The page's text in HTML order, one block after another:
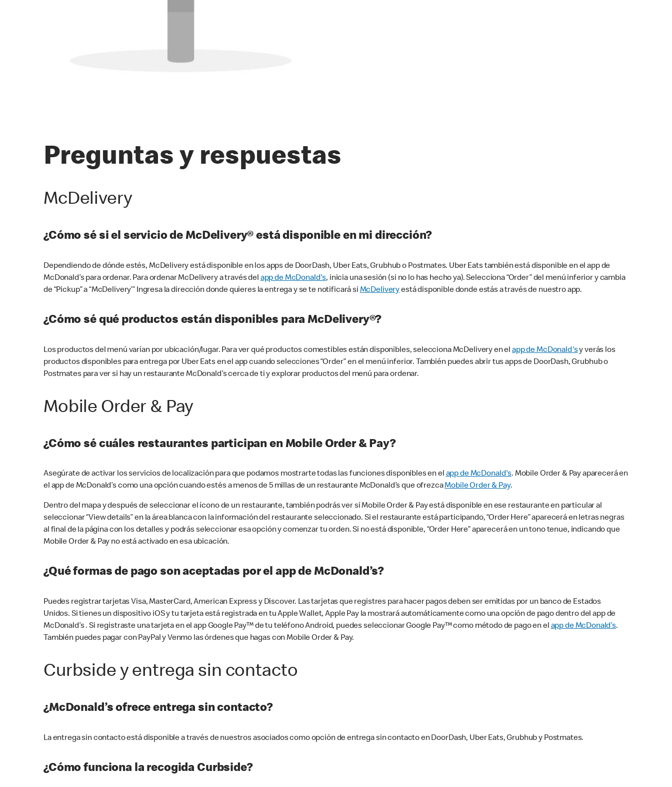
Preguntas y respuestas
McDelivery
¿Cómo sé si el servicio de McDelivery® está disponible en mi dirección?
Dependiendo de dónde estés, McDelivery está disponible en los apps de DoorDash, Uber Eats, Grubhub o Postmates. Uber Eats también está disponible en el app de
McDonald’s para ordenar. Para ordenar McDelivery a través del app de McDonald's, inicia una sesión (si no lo has hecho ya). Selecciona “Order” del menú inferior y cambia
de “Pickup” a “McDelivery’” Ingresa la dirección donde quieres la entrega y se te notificará si McDeliveryestá disponible donde estás a través de nuestro app.
¿Cómo sé qué productos están disponibles para McDelivery®?
Los productos del menú varían por ubicación/lugar. Para ver qué productos comestibles están disponibles, selecciona McDelivery en elapp de McDonald'sy verás los
productos disponibles para entrega por Uber Eats en el app cuando selecciones “Order” en el menú inferior. También puedes abrir tus apps de DoorDash, Grubhub o
Postmates para ver si hay un restaurante McDonald’s cerca de ti y explorar productos del menú para ordenar.
Mobile Order & Pay
¿Cómo sé cuáles restaurantes participan en Mobile Order & Pay?
Asegúrate de activar los servicios de localización para que podamos mostrarte todas las funciones disponibles en elapp de McDonald's. Mobile Order & Pay aparecerá en
el app de McDonald’s como una opción cuando estés a menos de 5 millas de un restaurante McDonald’s que ofrezcaMobile Order & Pay.
Dentro del mapa y después de seleccionar el ícono de un restaurante, también podrás ver si Mobile Order & Pay está disponible en ese restaurante en particular al
seleccionar “View details” en la área blanca con la información del restaurante seleccionado. Si el restaurante está participando, “Order Here” aparecerá en letras negras
al final de la página con los detalles y podrás seleccionar esa opción y comenzar tu orden. Si no está disponible, “Order Here” aparecerá en un tono tenue, indicando que
Mobile Order & Pay no está activado en esa ubicación.
¿Qué formas de pago son aceptadas por el app de McDonald’s?
Puedes registrar tarjetas Visa, MasterCard, American Express y Discover. Las tarjetas que registres para hacer pagos deben ser emitidas por un banco de Estados
Unidos. Si tienes un dispositivo iOS y tu tarjeta está registrada en tu Apple Wallet, Apple Pay la mostrará automáticamente como una opción de pago dentro del app de
McDonald’s . Si registraste una tarjeta en el app Google Pay™ de tu teléfono Android, puedes seleccionar Google Pay™ como método de pago en elapp de McDonald’s.
También puedes pagar con PayPal y Venmo las órdenes que hagas con Mobile Order & Pay.
Curbside y entrega sin contacto
¿McDonald’s ofrece entrega sin contacto?
La entrega sin contacto está disponible a través de nuestros asociados como opción de entrega sin contacto en DoorDash, Uber Eats, Grubhub y Postmates.
¿Cómo funciona la recogida Curbside?